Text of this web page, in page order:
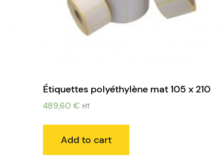
Étiquettes polyéthylène mat 105 x 210
489,60€ HT
Add to cart